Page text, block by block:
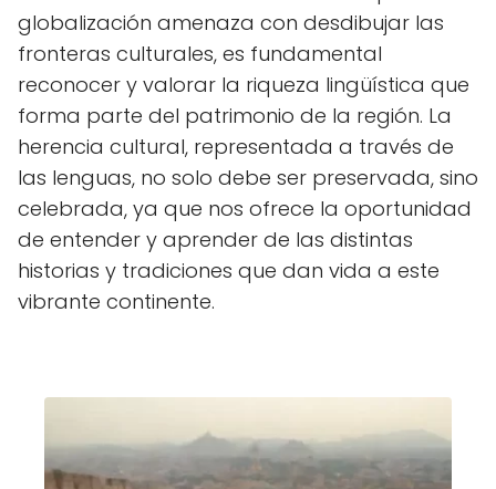
globalización amenaza con desdibujar las
fronteras culturales, es fundamental
reconocer y valorar la riqueza lingüística que
forma parte del patrimonio de la región. La
herencia cultural, representada a través de
las lenguas, no solo debe ser preservada, sino
celebrada, ya que nos ofrece la oportunidad
de entender y aprender de las distintas
historias y tradiciones que dan vida a este
vibrante continente.